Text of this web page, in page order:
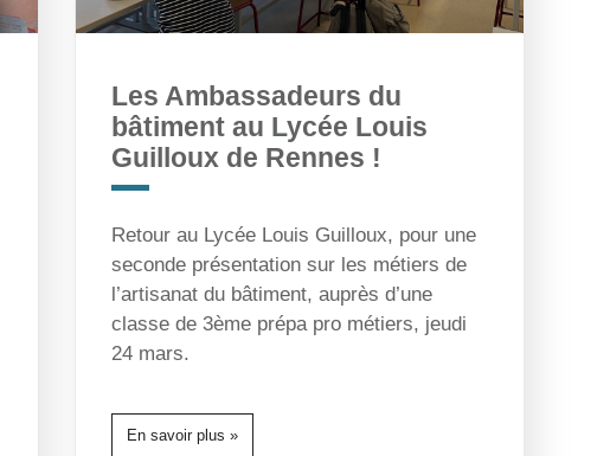
Les Ambassadeurs du
bâtiment au Lycée Louis
Guilloux de Rennes !
Retour au Lycée Louis Guilloux, pour une
seconde présentation sur les métiers de
l’artisanat du bâtiment, auprès d’une
classe de 3ème prépa pro métiers, jeudi
24 mars.
En savoir plus »